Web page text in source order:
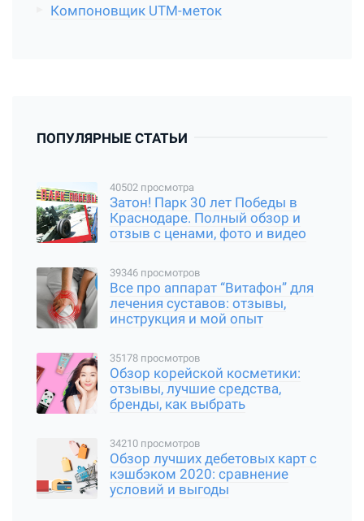
Компоновщик UTM-меток
ПОПУЛЯРНЫЕ СТАТЬИ
40502 просмотра
Затон! Парк 30 лет Победы в
Краснодаре. Полный обзор и
отзыв с ценами, фото и видео
39346 просмотров
Все про аппарат “Витафон” для
лечения суставов: отзывы,
инструкция и мой опыт
35178 просмотров
Обзор корейской косметики:
отзывы, лучшие средства,
бренды, как выбрать
34210 просмотров
Обзор лучших дебетовых карт с
кэшбэком 2020: сравнение
условий и выгоды